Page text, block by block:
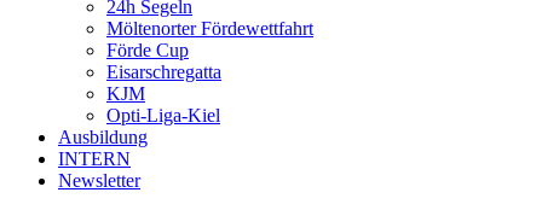
24h Segeln
Möltenorter Fördewettfahrt
Förde Cup
Eisarschregatta
KJM
Opti-Liga-Kiel
Ausbildung
INTERN
Newsletter